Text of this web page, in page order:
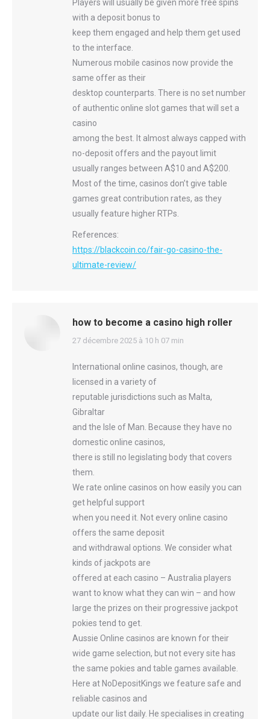
Players will usually be given more free spins
with a deposit bonus to
keep them engaged and help them get used
to the interface.
Numerous mobile casinos now provide the
same offer as their
desktop counterparts. There is no set number
of authentic online slot games that will set a
casino
among the best. It almost always capped with
no-deposit offers and the payout limit
usually ranges between A$10 and A$200.
Most of the time, casinos don’t give table
games great contribution rates, as they
usually feature higher RTPs.
References:
https://blackcoin.co/fair-go-casino-the-
ultimate-review/
how to become a casino high roller
says:
27 décembre 2025 à 10 h 07 min
International online casinos, though, are
licensed in a variety of
reputable jurisdictions such as Malta,
Gibraltar
and the Isle of Man. Because they have no
domestic online casinos,
there is still no legislating body that covers
them.
We rate online casinos on how easily you can
get helpful support
when you need it. Not every online casino
offers the same deposit
and withdrawal options. We consider what
kinds of jackpots are
offered at each casino – Australia players
want to know what they can win – and how
large the prizes on their progressive jackpot
pokies tend to get.
Aussie Online casinos are known for their
wide game selection, but not every site has
the same pokies and table games available.
Here at NoDepositKings we feature safe and
reliable casinos and
update our list daily. He specialises in creating